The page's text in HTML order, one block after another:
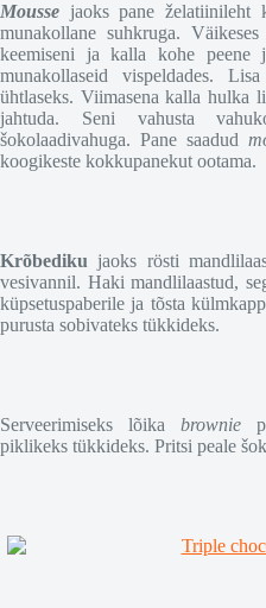
Mousse jaoks pane želatiinileht
munakollane suhkruga.
keemiseni ja kalla kohe peene
munakollaseid vispeldades.
ühtlaseks. Viimasena kalla hulka
jahtuda. Seni vahusta
šokolaadivahuga. Pane saadud
koogikeste kokkupanekut ootama.
Krõbediku jaoks rösti
vesivannil. Haki mandlilaastud,
küpsetuspaberile ja tõsta
purusta sobivateks tükkideks.
Serveerimiseks lõika brownie
piklikeks tükkideks. Pritsi peale